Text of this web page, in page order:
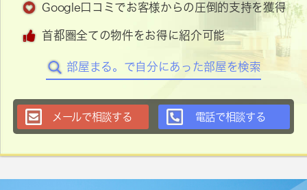
Google口コミでお客様からの圧倒的支持を獲得
首都圏全ての物件をお得に紹介可能
部屋まる。で自分にあった部屋を検索
メールで相談する 電話で相談する